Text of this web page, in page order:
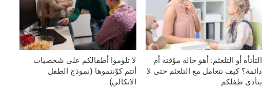
التأتأة أو التلعثم: أهو حالة مؤقتة أم
دائمة؟ كيف نتعامل مع التلعثم حتى لا
يتأذى طفلكم
لا تلوموا أطفالكم على شخصيات
أنتم كوّنتموها (نموذج الطفل
الاتكالي)